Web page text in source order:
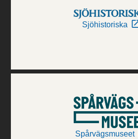
Sjöhistoriska
Spårvägsmuseet